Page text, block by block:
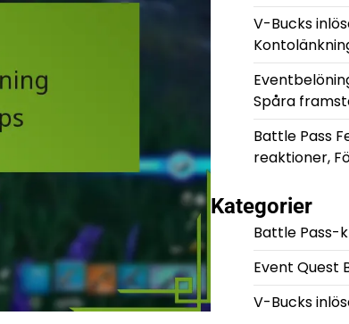
V-Bucks
Spåra
Battle Pass
reaktioner,
Kategorier
Battle Pass-
Event Quest
V-Bucks